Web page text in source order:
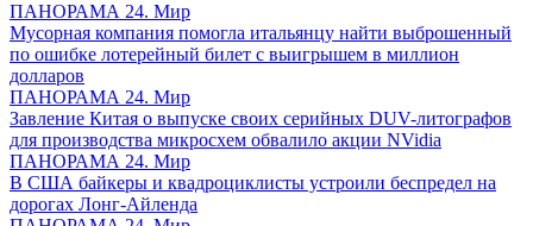
ПАНОРАМА 24. Мир
Мусорная компания помогла итальянцу найти выброшенный
по ошибке лотерейный билет с выигрышем в миллион
долларов
ПАНОРАМА 24. Мир
Завление Китая о выпуске своих серийных DUV-литографов
для производства микросхем обвалило акции NVidia
ПАНОРАМА 24. Мир
В США байкеры и квадроциклисты устроили беспредел на
дорогах Лонг-Айленда